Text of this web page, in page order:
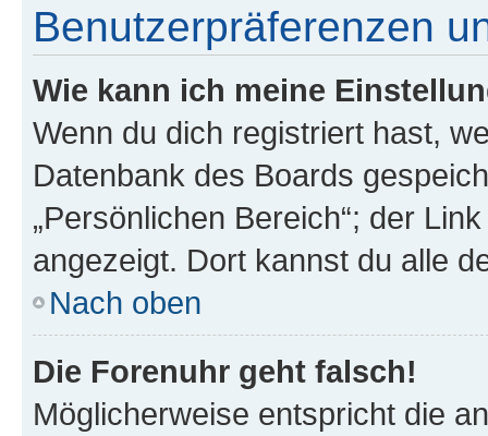
Benutzerpräferenzen
Wie kann ich meine
Wenn du dich registriert hast,
Datenbank des Boards
„Persönlichen Bereich“; der
angezeigt. Dort kannst du alle
Nach oben
Die Forenuhr geht falsch!
Möglicherweise entspricht die